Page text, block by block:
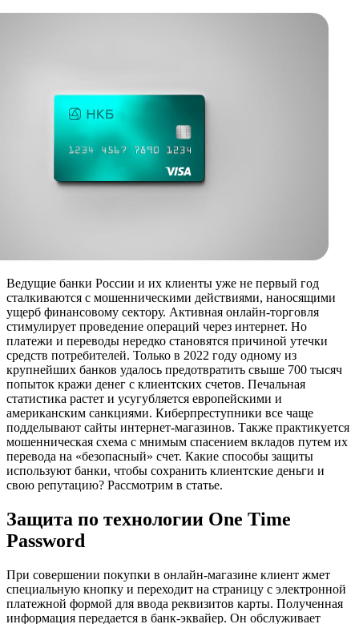
Ведущие банки России и их клиенты уже не первый год
сталкиваются с мошенническими действиями, наносящими
ущерб финансовому сектору. Активная онлайн-торговля
стимулирует проведение операций через интернет. Но
платежи и переводы нередко становятся причиной утечки
средств потребителей. Только в 2022 году одному из
крупнейших банков удалось предотвратить свыше 700 тысяч
попыток кражи денег с клиентских счетов. Печальная
статистика растет и усугубляется европейскими и
американским санкциями. Киберпреступники все чаще
подделывают сайты интернет-магазинов. Также практикуется
мошенническая схема с мнимым спасением вкладов путем их
перевода на «безопасный» счет. Какие способы защиты
используют банки, чтобы сохранить клиентские деньги и
свою репутацию? Рассмотрим в статье.
Защита по технологии One Time
Password
При совершении покупки в онлайн-магазине клиент жмет
специальную кнопку и переходит на страницу с электронной
платежной формой для ввода реквизитов карты. Полученная
информация передается в банк-эквайер. Он обслуживает